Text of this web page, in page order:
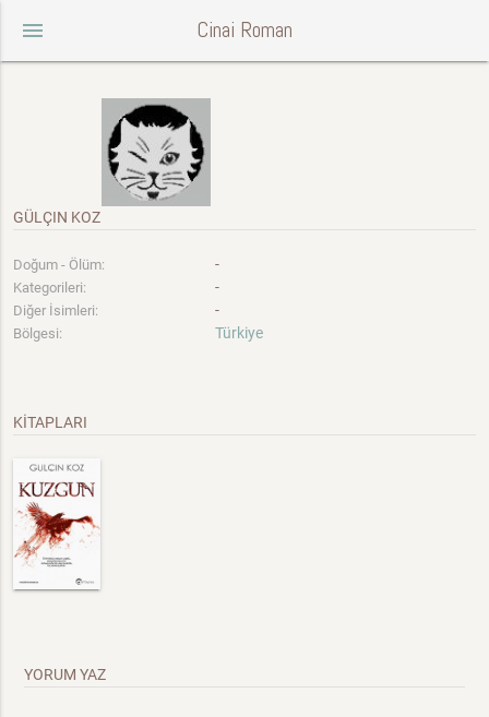
menu Cinai Roman
GÜLÇIN KOZ
Doğum - Ölüm: -
Kategorileri: -
Diğer İsimleri: -
Bölgesi: Türkiye
KİTAPLARI
YORUM YAZ